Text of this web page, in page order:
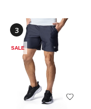
3
SALE